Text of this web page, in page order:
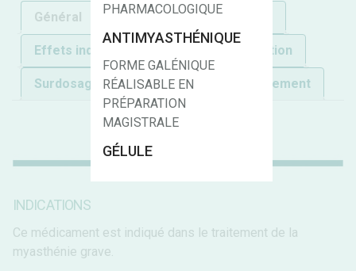
Général C.I. Précautions d'emploi
Effets indésirables Mécanisme d'action
Surdosage Ref. Prix et remboursement
INDICATIONS
Ce médicament est indiqué dans le traitement de la
myasthénie grave.
PHARMACOLOGIQUE
ANTIMYASTHÉNIQUE
FORME GALÉNIQUE
RÉALISABLE EN
PRÉPARATION
MAGISTRALE
GÉLULE